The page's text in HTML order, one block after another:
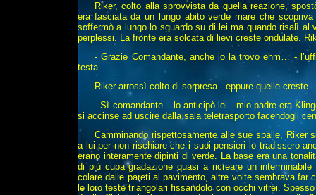
Riker, colto alla sprovvista da quella reazione,
era fasciata da un lungo abito verde mare che
soffermò a lungo lo sguardo su di lei ma quando risalì
perplessi. La fronte era solcata di lievi creste ondulate.
- Grazie Comandante, anche io la trovo ehm… -
testa.
Riker arrossì colto di sorpresa - eppure quelle creste
- Sì comandante – lo anticipò lei - mio padre era
si accinse ad uscire dalla sala teletrasporto facendogli
Camminando rispettosamente alle sue spalle, Riker
a lui per non rischiare che i suoi pensieri lo tradissero
erano interamente dipinti di verde. La base era una
di più cupa gradazione quasi a ricreare un
colare dalle pareti al pavimento, altre volte sembrava
le loro teste triangolari fissandolo con occhi vitrei.